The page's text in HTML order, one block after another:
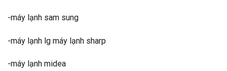
-máy lạnh sam sung
-máy lạnh lg máy lạnh sharp
-máy lạnh midea